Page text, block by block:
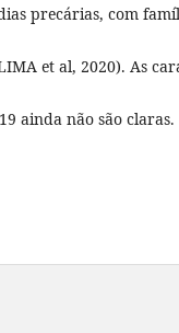
precárias, com
et al, 2020). As
ainda não são claras.